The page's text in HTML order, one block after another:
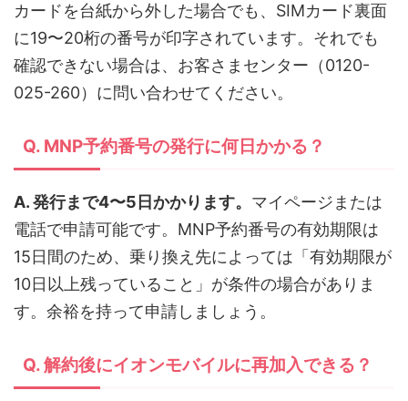
カードを台紙から外した場合でも、SIMカード裏面
に19〜20桁の番号が印字されています。それでも
確認できない場合は、お客さまセンター（0120-
025-260）に問い合わせてください。
Q. MNP予約番号の発行に何日かかる？
A. 発行まで4〜5日かかります。 マイページまたは
電話で申請可能です。MNP予約番号の有効期限は
15日間のため、乗り換え先によっては「有効期限が
10日以上残っていること」が条件の場合がありま
す。余裕を持って申請しましょう。
Q. 解約後にイオンモバイルに再加入できる？